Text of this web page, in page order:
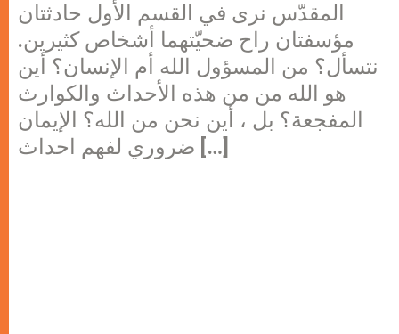
المقدّس نرى في القسم الأول حادثتان
مؤسفتان راح ضحيّتهما أشخاص كثيرين.
نتسأل؟ من المسؤول الله أم الإنسان؟ أين
هو الله من من هذه الأحداث والكوارث
المفجعة؟ بل ، أين نحن من الله؟ الإيمان
ضروري لفهم احداث […]